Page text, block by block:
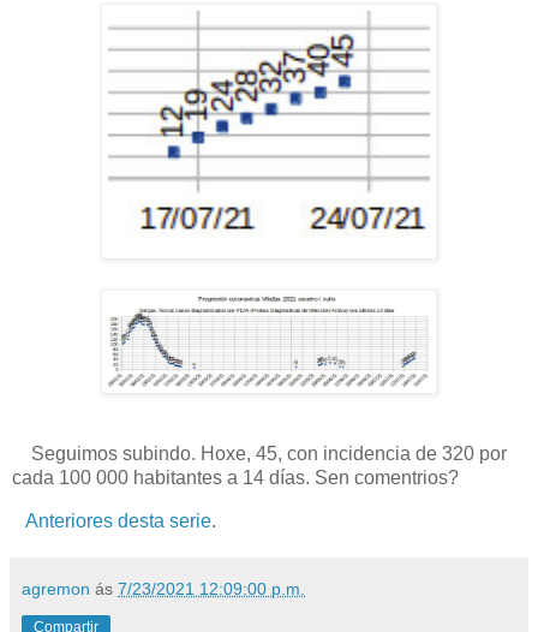
Seguimos subindo. Hoxe, 45, con incidencia de 320 por
cada 100 000 habitantes a 14 días. Sen comentrios?
Anteriores desta serie.
agremon ás 7/23/2021 12:09:00 p.m.
Compartir